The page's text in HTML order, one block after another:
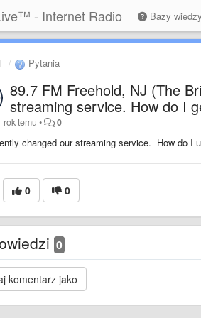
- Internet Radio Bazy wiedzy
Pytania
89.7 FM Freehold, NJ (The
streaming service. How do I
rok temu • 0
changed our streaming service. How do I
0 0
0